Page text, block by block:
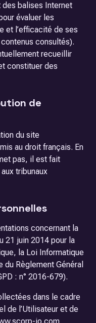
balises Internet
évaluer les
et l’efficacité de ses
consultés).
recueillir
constituer des
de
du site
au droit français. En
pas, il est fait
tribunaux
concernant la
21 juin 2014 pour la
la Loi Informatique
Règlement Général
: n° 2016-679).
dans le cadre
de l’Utilisateur et de